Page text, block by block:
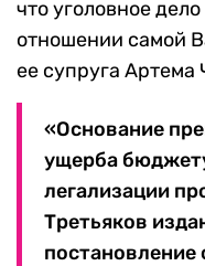
что уголовное
отношении самой
ее супруга Артема
«Основание
ущерба
легализации
Третьяков
постановление